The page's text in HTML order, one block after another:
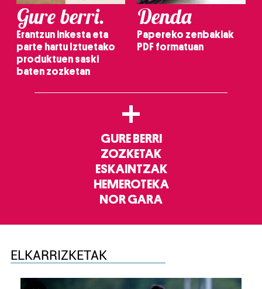
Gure berri.
Erantzun inkesta eta
parte hartu Iztuetako
produktuen saski
baten zozketan
Denda
Papereko zenbakiak
PDF formatuan
+
GURE BERRI
ZOZKETAK
ESKAINTZAK
HEMEROTEKA
NOR GARA
ELKARRIZKETAK